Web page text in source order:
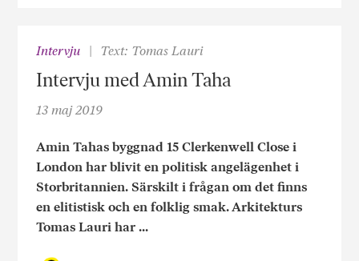
Intervju Text: Tomas Lauri
Intervju med Amin Taha
13 maj 2019
Amin Tahas byggnad 15 Clerkenwell Close i
London har blivit en politisk angelägenhet i
Storbritannien. Särskilt i frågan om det finns
en elitistisk och en folklig smak. Arkitekturs
Tomas Lauri har ...